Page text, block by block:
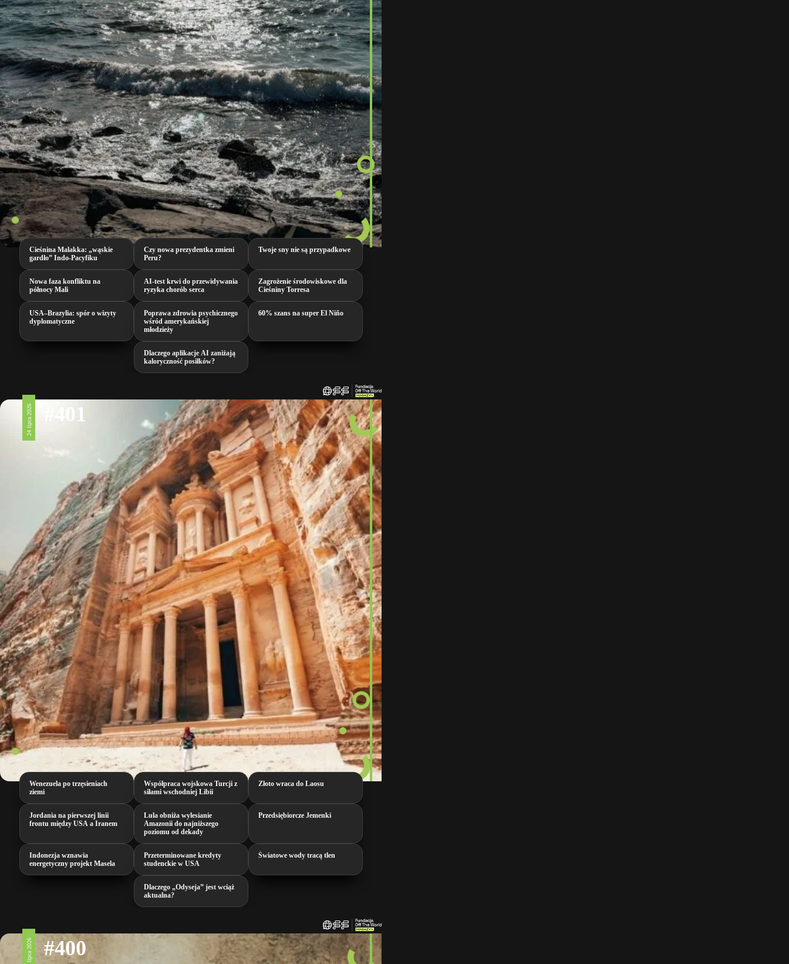
Cieśnina Malakka: „wąskie
gardło” Indo-Pacyfiku
Czy nowa prezydentka zmieni
Peru?
Twoje sny nie są przypadkowe
Nowa faza konfliktu na
północy Mali
AI‑test krwi do przewidywania
ryzyka chorób serca
Zagrożenie środowiskowe dla
Cieśniny Torresa
USA–Brazylia: spór o wizyty
dyplomatyczne
Poprawa zdrowia psychicznego
wśród amerykańskiej
młodzieży
60% szans na super El Niño
Dlaczego aplikacje AI zaniżają
kaloryczność posiłków?
24 lipca 2026 #401
Wenezuela po trzęsieniach
ziemi
Współpraca wojskowa Turcji z
siłami wschodniej Libii
Złoto wraca do Laosu
Jordania na pierwszej linii
frontu między USA a Iranem
Lula obniża wylesianie
Amazonii do najniższego
poziomu od dekady
Przedsiębiorcze Jemenki
Indonezja wznawia
energetyczny projekt Masela
Przeterminowane kredyty
studenckie w USA
Światowe wody tracą tlen
Dlaczego „Odyseja” jest wciąż
aktualna?
17 lipca 2026 #400